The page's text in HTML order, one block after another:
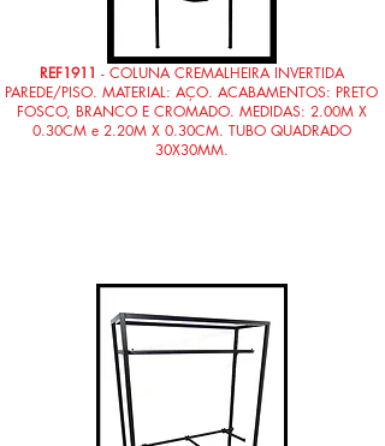
REF1911 - COLUNA CREMALHEIRA INVERTIDA
PAREDE/PISO. MATERIAL: AÇO. ACABAMENTOS: PRETO
FOSCO, BRANCO E CROMADO. MEDIDAS: 2.00M X
0.30CM e 2.20M X 0.30CM. TUBO QUADRADO
30X30MM.